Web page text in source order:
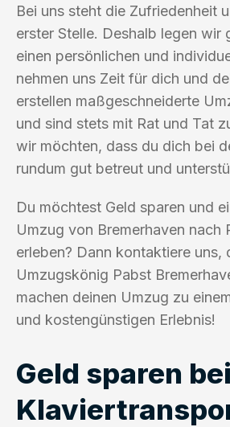
Bei uns steht die Zufriedenheit
erster Stelle. Deshalb legen wir
einen persönlichen und
nehmen uns Zeit für dich und
erstellen maßgeschneiderte
und sind stets mit Rat und Tat
wir möchten, dass du dich bei
rundum gut betreut und
Du möchtest Geld sparen und
Umzug von Bremerhaven nach
erleben? Dann kontaktiere uns,
Umzugskönig Pabst
machen deinen Umzug zu
und kostengünstigen Erlebnis!
Geld sparen